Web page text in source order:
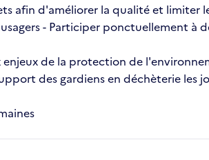
afin d'améliorer la qualité et limiter
- Participer ponctuellement à
de la protection de
des gardiens en déchèterie les